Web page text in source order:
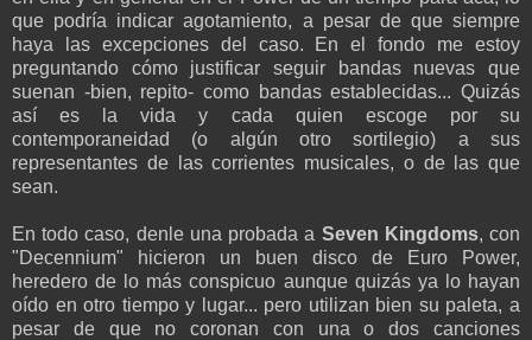
que podría indicar agotamiento, a pesar de que siempre
haya las excepciones del caso. En el fondo me estoy
preguntando cómo justificar seguir bandas nuevas que
suenan -bien, repito- como bandas establecidas... Quizás
así es la vida y cada quien escoge por su
contemporaneidad (o algún otro sortilegio) a sus
representantes de las corrientes musicales, o de las que
sean.
En todo caso, denle una probada a Seven Kingdoms, con
"Decennium" hicieron un buen disco de Euro Power,
heredero de lo más conspicuo aunque quizás ya lo hayan
oído en otro tiempo y lugar... pero utilizan bien su paleta, a
pesar de que no coronan con una o dos canciones